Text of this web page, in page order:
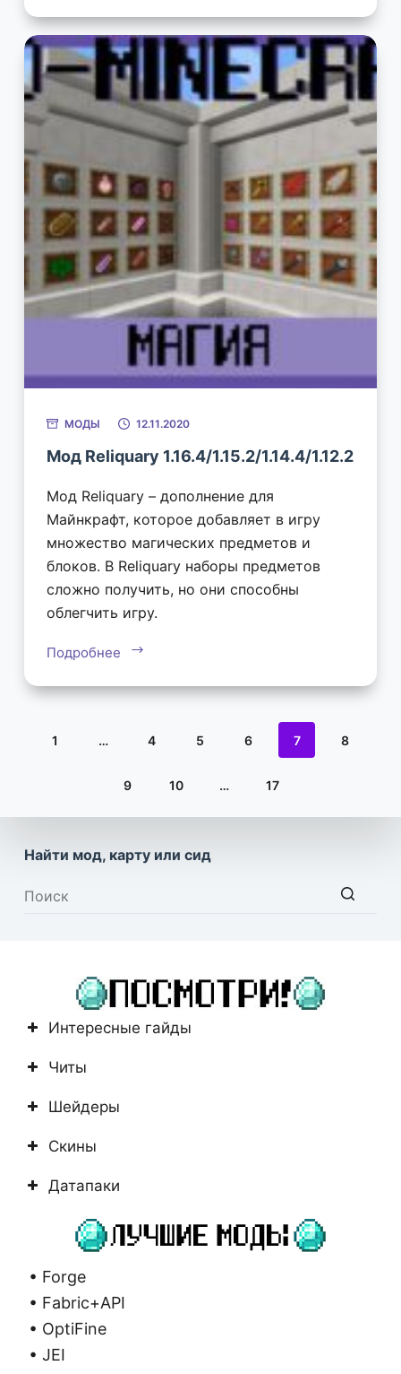
МОДЫ 12.11.2020
Мод Reliquary 1.16.4/1.15.2/1.14.4/1.12.2
Мод Reliquary – дополнение для
Майнкрафт, которое добавляет в игру
множество магических предметов и
блоков. В Reliquary наборы предметов
сложно получить, но они способны
облегчить игру.
Подробнее
1 … 4 5 6 7 8
9 10 … 17
Найти мод, карту или сид
Интересные гайды
Читы
Шейдеры
Скины
Датапаки
• Forge
• Fabric+API
• OptiFine
• JEI